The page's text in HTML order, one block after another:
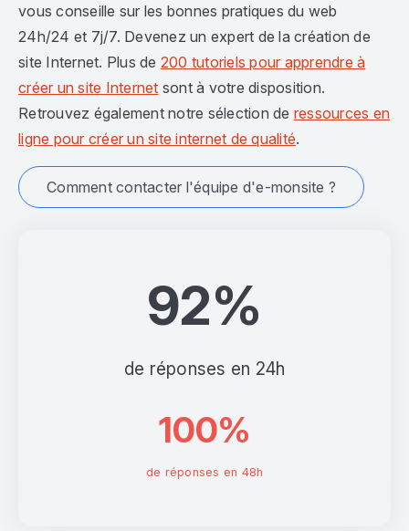
92%
de réponses en 24h
100%
de réponses en 48h
vous conseille sur les bonnes pratiques du web
24h/24 et 7j/7. Devenez un expert de la création de
site Internet. Plus de 200 tutoriels pour apprendre à
créer un site Internet sont à votre disposition.
Retrouvez également notre sélection de ressources en
ligne pour créer un site internet de qualité.
Comment contacter l'équipe d'e-monsite ?